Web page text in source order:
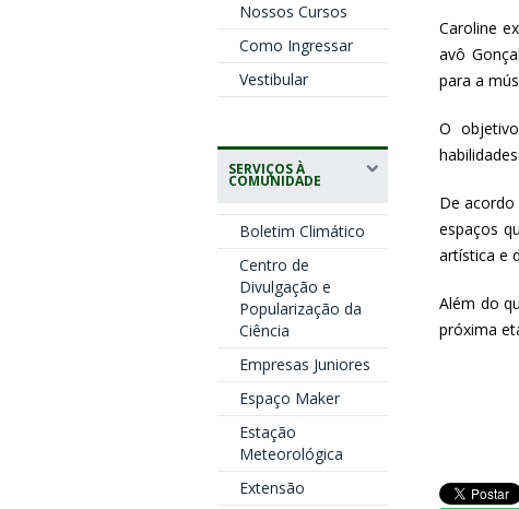
Nossos Cursos
Como Ingressar
Vestibular
SERVIÇOS À
COMUNIDADE
Boletim Climático
Centro de
Divulgação e
Popularização da
Ciência
Empresas Juniores
Espaço Maker
Estação
Meteorológica
Extensão
Caroline
avô
para a
O
De
espaços
artística e
Além do
próxima